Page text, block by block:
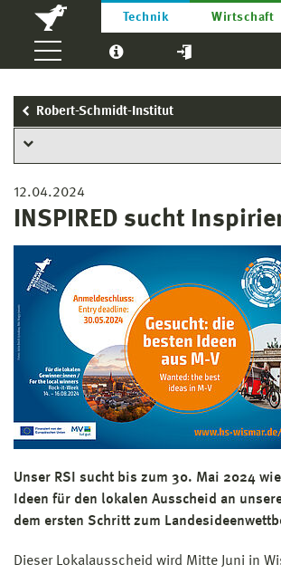
Technik Wirtschaft
Robert-Schmidt-Institut
12.04.2024
INSPIRED sucht
Unser RSI sucht bis zum 30. Mai 2024
Ideen für den lokalen Ausscheid an
dem ersten Schritt zum
Dieser Lokalausscheid wird Mitte Juni in